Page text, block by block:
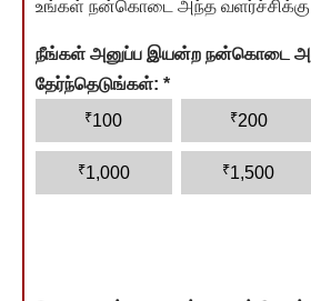
உங்கள் நன்கொடை அந்த வளர்ச்சிக்கு
நீங்கள் அனுப்ப இயன்ற நன்கொடை
தேர்ந்தெடுங்கள்: *
₹100 ₹200
₹1,000 ₹1,500